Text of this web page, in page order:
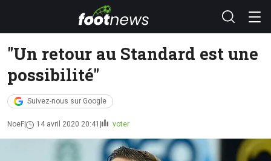
"Un retour au Standard est une
possibilité"
Suivez-nous sur Google
NoeF 14 avril 2020 20:41 voter